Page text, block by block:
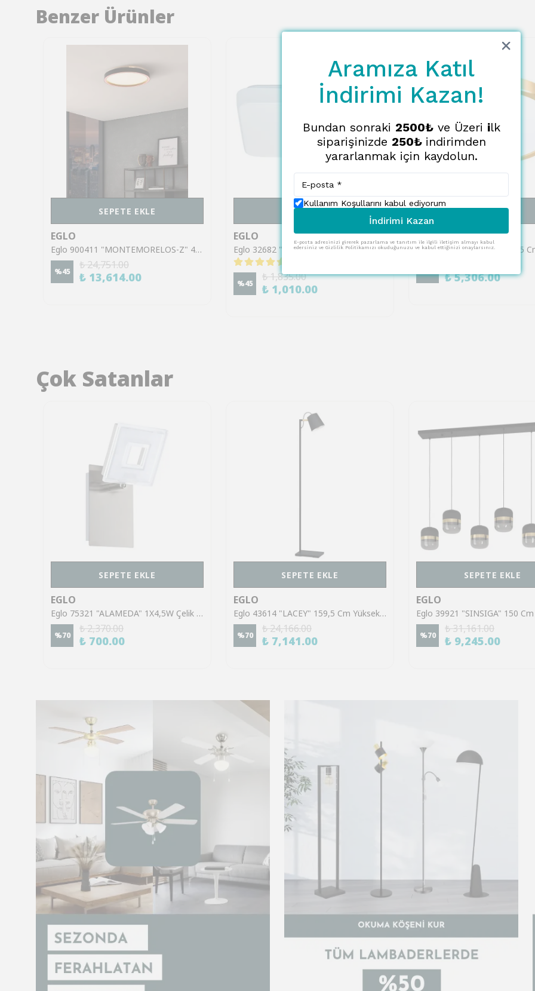
Benzer Ürünler
SEPETE EKLE
EGLO
Eglo 900411 "MONTEMORELOS-Z" 42 Cm Çapında Alüminyum Siyah Tavan Armatürü RGB
%45
₺ 24,751.00
₺ 13,614.00
SEPETE EKLE
EGLO
Eglo 32682 "GIRON LED" 22 Cm Genişliğinde Beyaz Çelik Tavan Armatürü
%45
₺ 1,835.00
₺ 1,010.00
SEPETE EKLE
EGLO
₺ 5,306.00
Çok Satanlar
SEPETE EKLE
EGLO
Eglo 75321 "ALAMEDA" 1X4,5W Çelik Nikel Mat Sıva Üstü Spot
%70
₺ 2,370.00
₺ 700.00
SEPETE EKLE
EGLO
Eglo 43614 "LACEY" 159,5 Cm Yüksekliğinde Çelik, Ahşap Köşe Lambası Lambader
%70
₺ 24,166.00
₺ 7,141.00
SEPETE EKLE
EGLO
%70
₺ 31,161.00
₺ 9,245.00
Aramıza Katıl
İndirimi Kazan!
Bundan sonraki 2500₺ve Üzeri ilk
siparişinizde 250₺ indirimden
yararlanmak için kaydolun.
Kullanım Koşullarını kabul ediyorum
İndirimi Kazan
E-posta adresinizi girerek pazarlama ve tanıtım ile ilgili iletişim almayı kabul
edersiniz ve Gizlilik Politikamızı okuduğunuzu ve kabul ettiğinizi onaylarsınız.